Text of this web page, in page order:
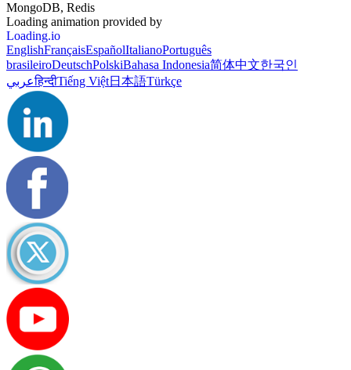
MongoDB, Redis
Loading animation provided by
Loading.io
EnglishFrançaisEspañolItalianoPortuguês
brasileiroDeutschPolskiBahasa Indonesia简体中文한국인
عربيहिन्दीTiếng Việt日本語Türkçe